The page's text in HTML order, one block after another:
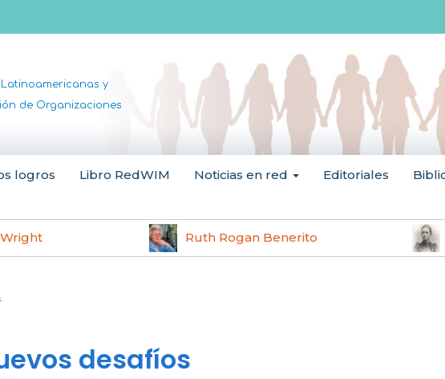
Latinoamericanas y
de Organizaciones
logros Libro RedWIM Noticias en red Editoriales
Ruth Rogan Benerito
desafíos